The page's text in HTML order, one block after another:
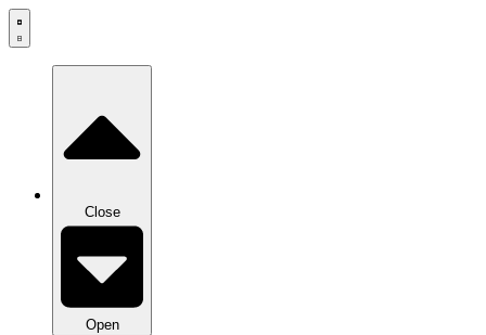
Zum
Inhalt
Close
Open